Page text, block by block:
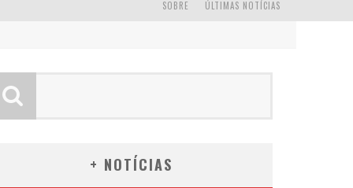
ÚLTIMAS NOTÍCIAS
SOBRE
+ NOTÍCIAS